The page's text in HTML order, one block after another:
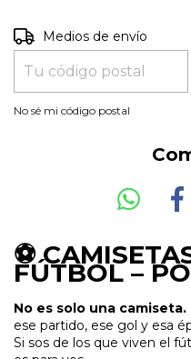
Entregas para el CP:
Medios de envío
No sé mi código postal
⚽
FÚTBOL –
No es solo una camiseta.
ese partido, ese gol y esa
Si sos de los que viven el